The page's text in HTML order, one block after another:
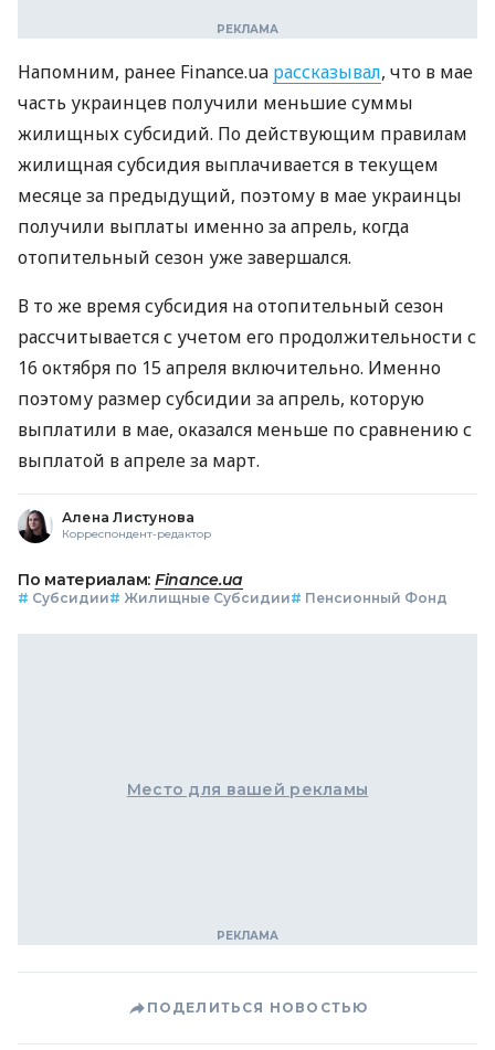
Напомним, ранее Finance.ua рассказывал, что в мае
часть украинцев получили меньшие суммы
жилищных субсидий. По действующим правилам
жилищная субсидия выплачивается в текущем
месяце за предыдущий, поэтому в мае украинцы
получили выплаты именно за апрель, когда
отопительный сезон уже завершался.
В то же время субсидия на отопительный сезон
рассчитывается с учетом его продолжительности с
16 октября по 15 апреля включительно. Именно
поэтому размер субсидии за апрель, которую
выплатили в мае, оказался меньше по сравнению с
выплатой в апреле за март.
Алена Листунова
Корреспондент-редактор
По материалам: Finance.ua
# Субсидии# Жилищные Субсидии# Пенсионный Фонд
Место для вашей рекламы
ПОДЕЛИТЬСЯ НОВОСТЬЮ